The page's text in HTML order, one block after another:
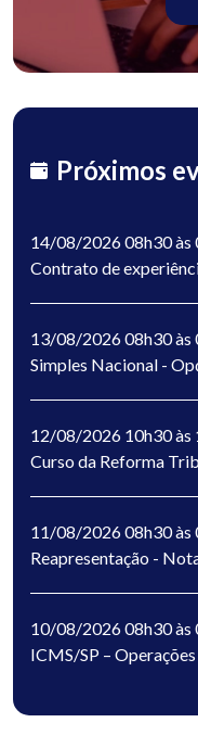
Próximos
14/08/2026 08h30 às
Contrato de
13/08/2026 08h30 às
Simples Nacional -
12/08/2026 10h30 às
Curso da Reforma
11/08/2026 08h30 às
Reapresentação -
10/08/2026 08h30 às
ICMS/SP –